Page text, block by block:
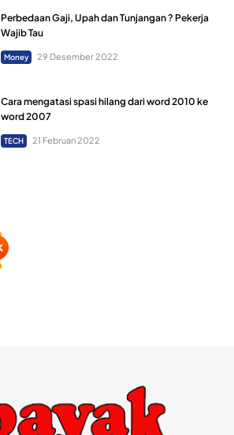
Perbedaan Gaji, Upah dan Tunjangan ? Pekerja
Wajib Tau
Money 29 Desember 2022
Cara mengatasi spasi hilang dari word 2010 ke
word 2007
TECH 21 Februari 2022